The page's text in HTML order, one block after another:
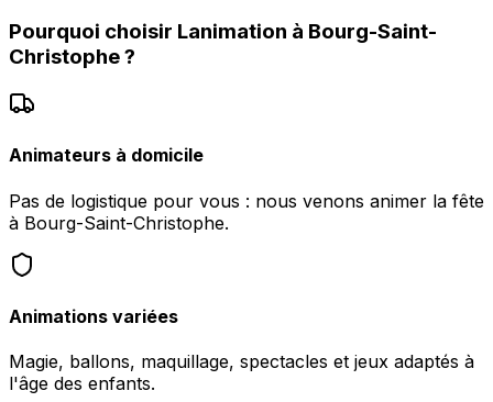
Pourquoi choisir Lanimation à Bourg-Saint-
Christophe?
Animateurs à domicile
Pas de logistique pour vous : nous venons animer la fête
à Bourg-Saint-Christophe.
Animations variées
Magie, ballons, maquillage, spectacles et jeux adaptés à
l'âge des enfants.